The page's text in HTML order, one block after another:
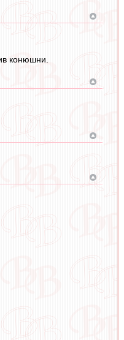
конюшни.